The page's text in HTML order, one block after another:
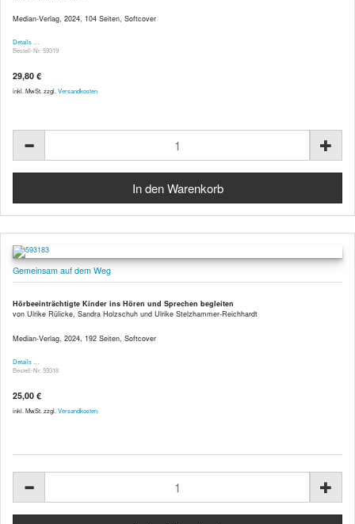
Median-Verlag, 2024, 104 Seiten, Softcover
Details …
Bestell-Nr. 59319
29,80 €
inkl. MwSt. zzgl. Versandkosten
Gemeinsam auf dem Weg
Hörbeeinträchtigte Kinder ins Hören und Sprechen begleiten
von Ulrike Rülicke, Sandra Holzschuh und Ulrike Stelzhammer-Reichhardt
Median-Verlag, 2024, 192 Seiten, Softcover
Details …
Bestell-Nr. 59318
25,00 €
inkl. MwSt. zzgl. Versandkosten